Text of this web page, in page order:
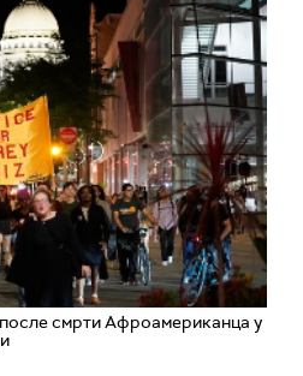
смрти Афроамериканца у